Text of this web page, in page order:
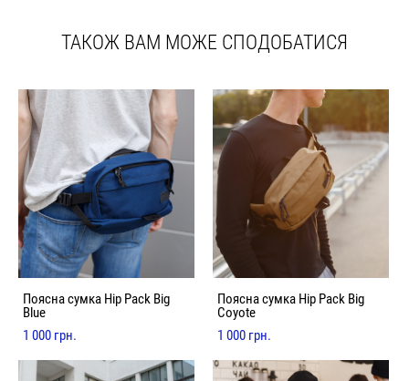
ТАКОЖ ВАМ МОЖЕ СПОДОБАТИСЯ
Поясна сумка Hip Pack Big
Blue
1 000 грн.
Поясна сумка Hip Pack Big
Coyote
1 000 грн.